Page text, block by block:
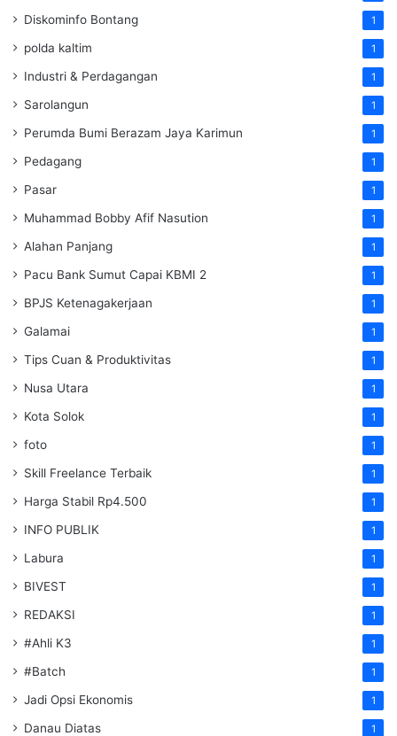
Diskominfo Bontang 1
polda kaltim 1
Industri & Perdagangan 1
Sarolangun 1
Perumda Bumi Berazam Jaya Karimun 1
Pedagang 1
Pasar 1
Muhammad Bobby Afif Nasution 1
Alahan Panjang 1
Pacu Bank Sumut Capai KBMI 2 1
BPJS Ketenagakerjaan 1
Galamai 1
Tips Cuan & Produktivitas 1
Nusa Utara 1
Kota Solok 1
foto 1
Skill Freelance Terbaik 1
Harga Stabil Rp4.500 1
INFO PUBLIK 1
Labura 1
BIVEST 1
REDAKSI 1
#Ahli K3 1
#Batch 1
Jadi Opsi Ekonomis 1
Danau Diatas 1